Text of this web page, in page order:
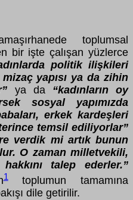
toplumsal
bir işte çalışan yüzlerce
politik ilişkileri
yapısı ya da zihin
ya da“kadınların oy
sosyal yapımızda
erkek kardeşleri
temsil ediliyorlar”
verdik mi artık bunun
O zaman milletvekili,
talep ederler.”
1toplumun tamamına
dile getirilir.